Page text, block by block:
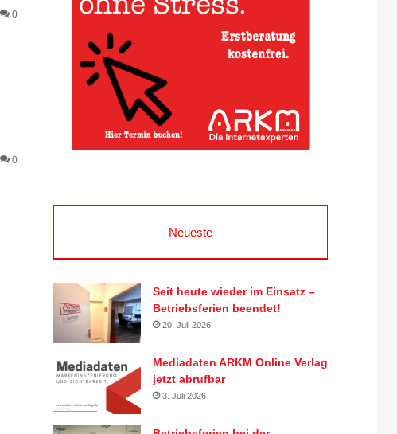
0
0
Neueste
Seit heute wieder im Einsatz –
Betriebsferien beendet!
20. Juli 2026
Mediadaten ARKM Online Verlag
jetzt abrufbar
3. Juli 2026